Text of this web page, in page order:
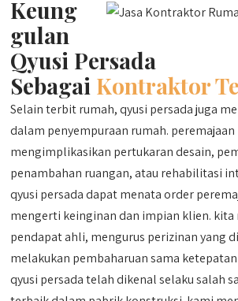
Keung
gulan
Qyusi Persada
Sebagai Kontraktor
Selain terbit rumah, qyusi persada juga
dalam penyempuraan rumah.
mengimplikasikan pertukaran desain,
penambahan ruangan, atau rehabilitasi
qyusi persada dapat menata order
mengerti keinginan dan impian klien.
pendapat ahli, mengurus perizinan yang
melakukan pembaharuan sama
qyusi persada telah dikenal selaku salah